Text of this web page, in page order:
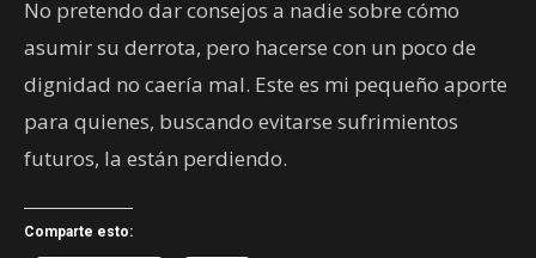
No pretendo dar consejos a nadie sobre cómo
asumir su derrota, pero hacerse con un poco de
dignidad no caería mal. Este es mi pequeño aporte
para quienes, buscando evitarse sufrimientos
futuros, la están perdiendo.
Comparte esto: